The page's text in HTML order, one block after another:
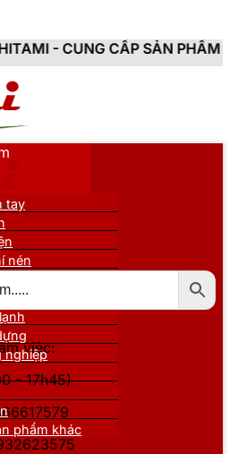
SẢN PHẨM CHÍNH HÃNG,
việc:
- 17h45)
tay
nén
đỡ
nghiệp
phẩm khác